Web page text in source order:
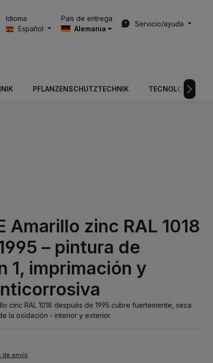
Idioma
Español
País de entrega
Alemania
Servicio/ayuda
PFLANZENSCHUTZTECHNIK TECNOLOGÍA DE
Amarillo zinc RAL 1018
– pintura de
1, imprimación y
cinc RAL 1018 después de 1995 cubre fuertemente, seca
la oxidación - interior y exterior.
de envío